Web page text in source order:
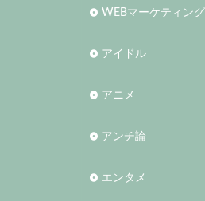
WEBマーケティング
アイドル
アニメ
アンチ論
エンタメ